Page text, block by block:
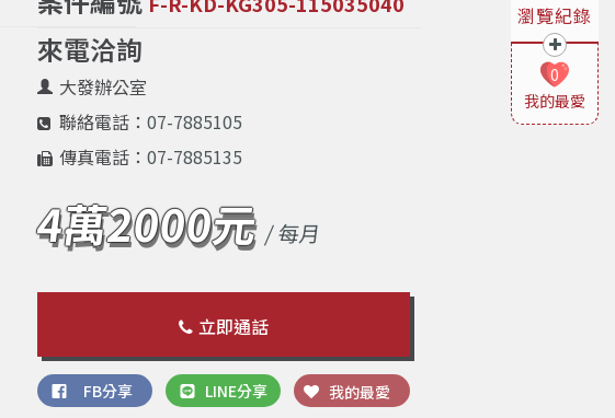
來電洽詢
大發辦公室
聯絡電話： 07-7885105
傳真電話： 07-7885135
4萬2000元/ 每月
立即通話
FB分享 LINE分享 我的最愛
瀏覽紀錄
我的最愛
0